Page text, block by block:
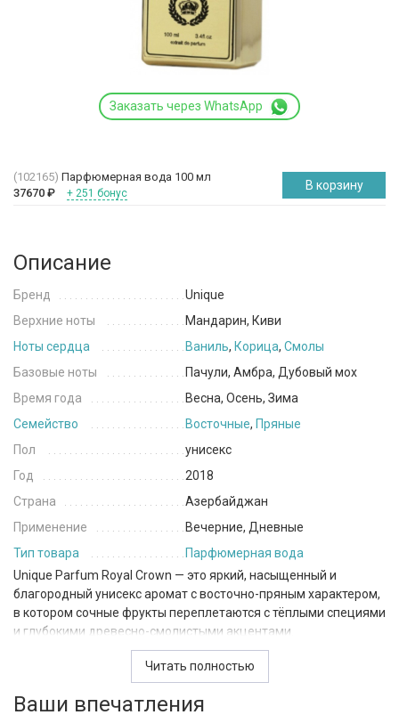
Заказать через WhatsApp
(102165) Парфюмерная вода 100 мл
37670 ₽ + 251 бонус
В корзину
Описание
Бренд
Unique
Верхние ноты
Мандарин, Киви
Ноты сердца
Ваниль, Корица, Смолы
Базовые ноты
Пачули, Амбра, Дубовый мох
Время года
Весна, Осень, Зима
Семейство
Восточные, Пряные
Пол
унисекс
Год
2018
Страна
Азербайджан
Применение
Вечерние, Дневные
Тип товара
Парфюмерная вода
Unique Parfum Royal Crown — это яркий, насыщенный и
благородный унисекс аромат с восточно-пряным характером,
в котором сочные фрукты переплетаются с тёплыми специями
и глубокими древесно-смолистыми акцентами.
С первых нот композиция раскрывается свежо и необычно:
мандарин придаёт искристую цитрусовую сладость, а киви
добавляет сочный, слегка экзотический фруктовый оттенок,
Читать полностью
Ваши впечатления